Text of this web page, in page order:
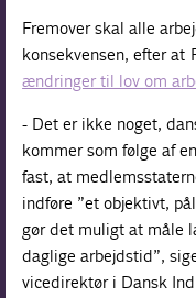
Fremover skal alle
konsekvensen, efter at
ændringer til lov om
- Det er ikke noget,
kommer som følge af
fast, at
indføre ”et objektivt,
gør det muligt at måle
daglige arbejdstid”,
vicedirektør i Dansk